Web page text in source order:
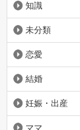
知識
未分類
恋愛
結婚
妊娠・出産
ママ